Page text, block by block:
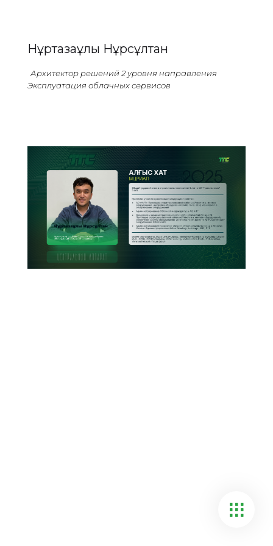
Нұртазаұлы Нұрсұлтан
Архитектор решений 2 уровня направления
Эксплуатация облачных сервисов